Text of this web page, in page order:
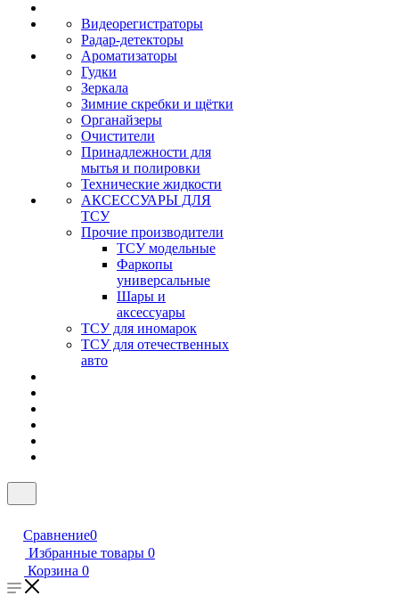
Видеорегистраторы
Радар-детекторы
Ароматизаторы
Гудки
Зеркала
Зимние скребки и щётки
Органайзеры
Очистители
Принадлежности для
мытья и полировки
Технические жидкости
АКСЕССУАРЫ ДЛЯ
ТСУ
Прочие производители
ТСУ модельные
Фаркопы
универсальные
Шары и
аксессуары
ТСУ для иномарок
ТСУ для отечественных
авто
Сравнение0
Избранные товары 0
Корзина 0